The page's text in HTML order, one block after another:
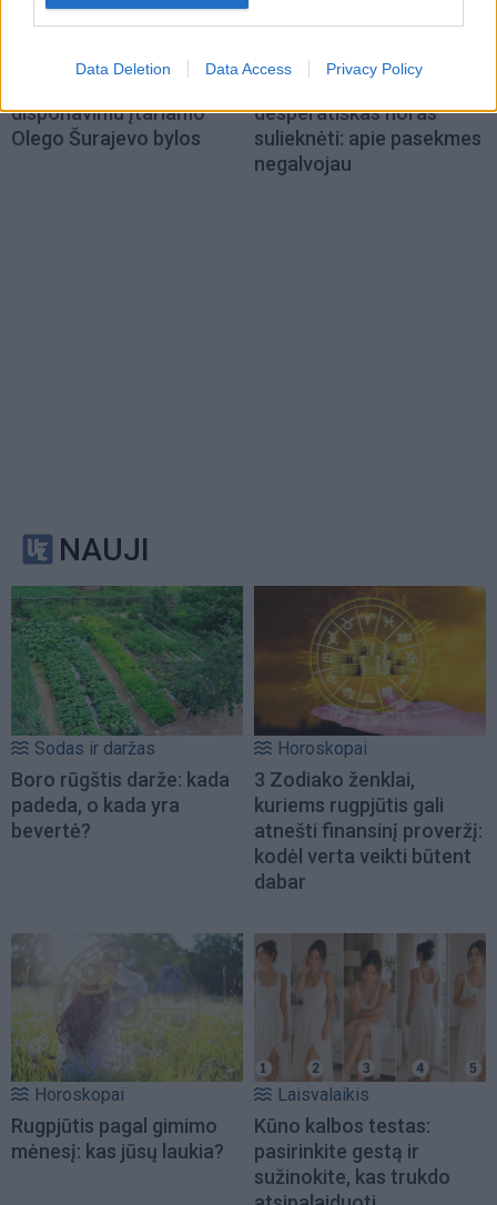
Data Deletion Data Access Privacy Policy
Žmonės
Pareigūnams nepavyksta
disponavimu įtariamo
Olego Šurajevo bylos
Žmonės
Reveka Devolskytė
desperatiškas noras
sulieknėti: apie pasekmes
negalvojau
NAUJI
Sodas ir daržas
Boro rūgštis darže: kada
padeda, o kada yra
bevertė?
Horoskopai
3 Zodiako ženklai,
kuriems rugpjūtis gali
atnešti finansinį proveržį:
kodėl verta veikti būtent
dabar
Horoskopai
Rugpjūtis pagal gimimo
mėnesį: kas jūsų laukia?
Laisvalaikis
Kūno kalbos testas:
pasirinkite gestą ir
sužinokite, kas trukdo